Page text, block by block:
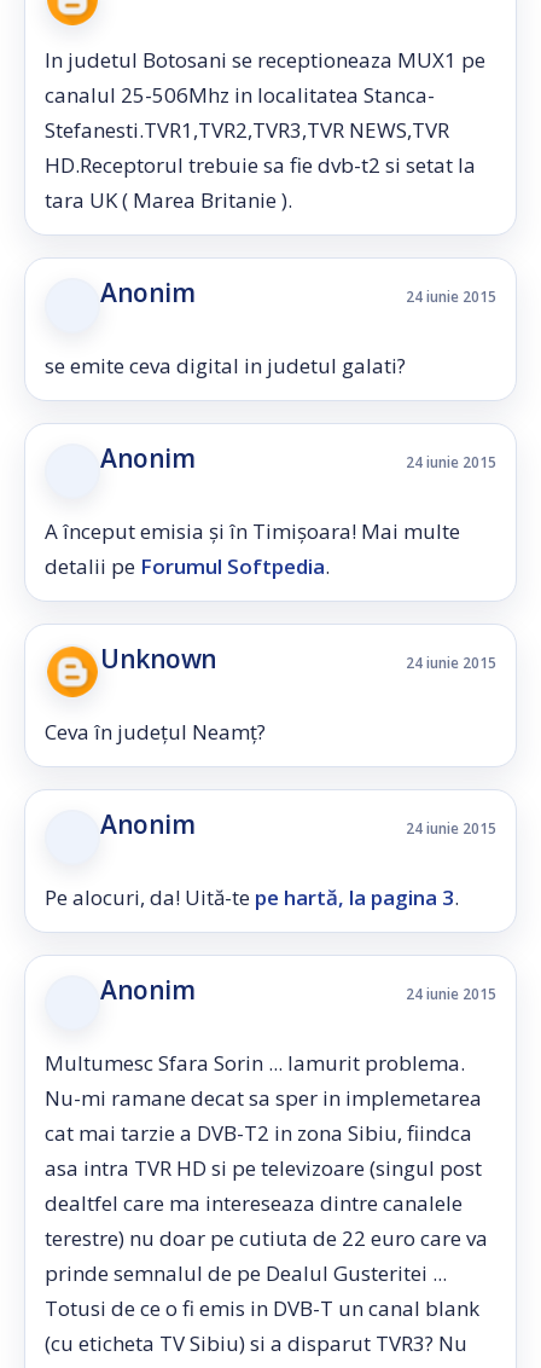
In judetul Botosani se receptioneaza MUX1 pe
canalul 25-506Mhz in localitatea Stanca-
Stefanesti.TVR1,TVR2,TVR3,TVR NEWS,TVR
HD.Receptorul trebuie sa fie dvb-t2 si setat la
tara UK ( Marea Britanie ).
Anonim 24 iunie 2015
se emite ceva digital in judetul galati?
Anonim 24 iunie 2015
A început emisia și în Timișoara! Mai multe
detalii pe Forumul Softpedia.
Unknown 24 iunie 2015
Ceva în județul Neamț?
Anonim 24 iunie 2015
Pe alocuri, da! Uită-te pe hartă, la pagina 3.
Anonim 24 iunie 2015
Multumesc Sfara Sorin ... lamurit problema.
Nu-mi ramane decat sa sper in implemetarea
cat mai tarzie a DVB-T2 in zona Sibiu, fiindca
asa intra TVR HD si pe televizoare (singul post
dealtfel care ma intereseaza dintre canalele
terestre) nu doar pe cutiuta de 22 euro care va
prinde semnalul de pe Dealul Gusteritei ...
Totusi de ce o fi emis in DVB-T un canal blank
(cu eticheta TV Sibiu) si a disparut TVR3? Nu